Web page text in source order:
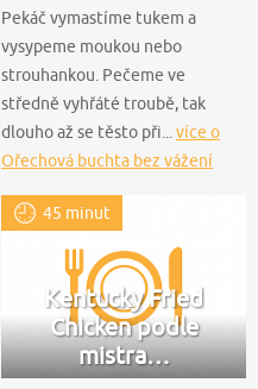
Pekáč vymastíme tukem a
vysypeme moukou nebo
strouhankou. Pečeme ve
středně vyhřáté troubě, tak
dlouho až se těsto při... více o
Ořechová buchta bez vážení
45 minut
Kentucky Fried
Chicken podle
mistra…